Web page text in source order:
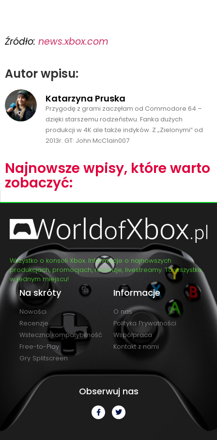
Źródło: news.xbox.com
Autor wpisu:
Katarzyna Pruska
Przygodę z grami zaczęłam od Commodore 64 –
dzięki starszemu rodzeństwu. Fanka dużych
produkcji w 4K ale także indyków. Z „Zielonymi” od
2013r. GT: John McC1ain007
Najnowsze wpisy, które warto
zobaczyć:
Wszystko o konsoli Xbox. Informacje o najnowszych
produkcjach, promocjach, recenzje, livestreamy. To wszystko
w jednym miejscu!
Na skróty
Nowości
Recenzje
Wsteczna kompatybilność
Free-to-Play
Gry Splitscreen
Informacje
O nas
Polityka Prywatności
Współpraca
Kontakt z nami
Obserwuj nas